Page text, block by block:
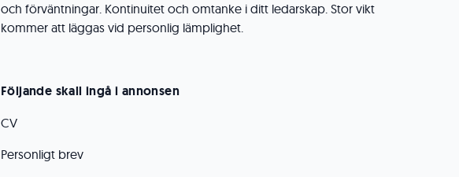
och förväntningar. Kontinuitet och omtanke i ditt ledarskap. Stor vikt
kommer att läggas vid personlig lämplighet.
Följande skall ingå i annonsen
CV
Personligt brev